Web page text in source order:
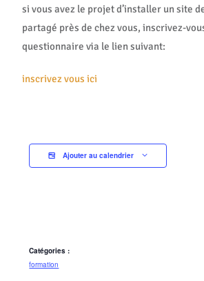
si vous avez le projet d’installer un site
partagé près de chez vous, inscrivez-
questionnaire via le lien suivant:
inscrivez vous ici
Ajouter au calendrier
Catégories :
formation